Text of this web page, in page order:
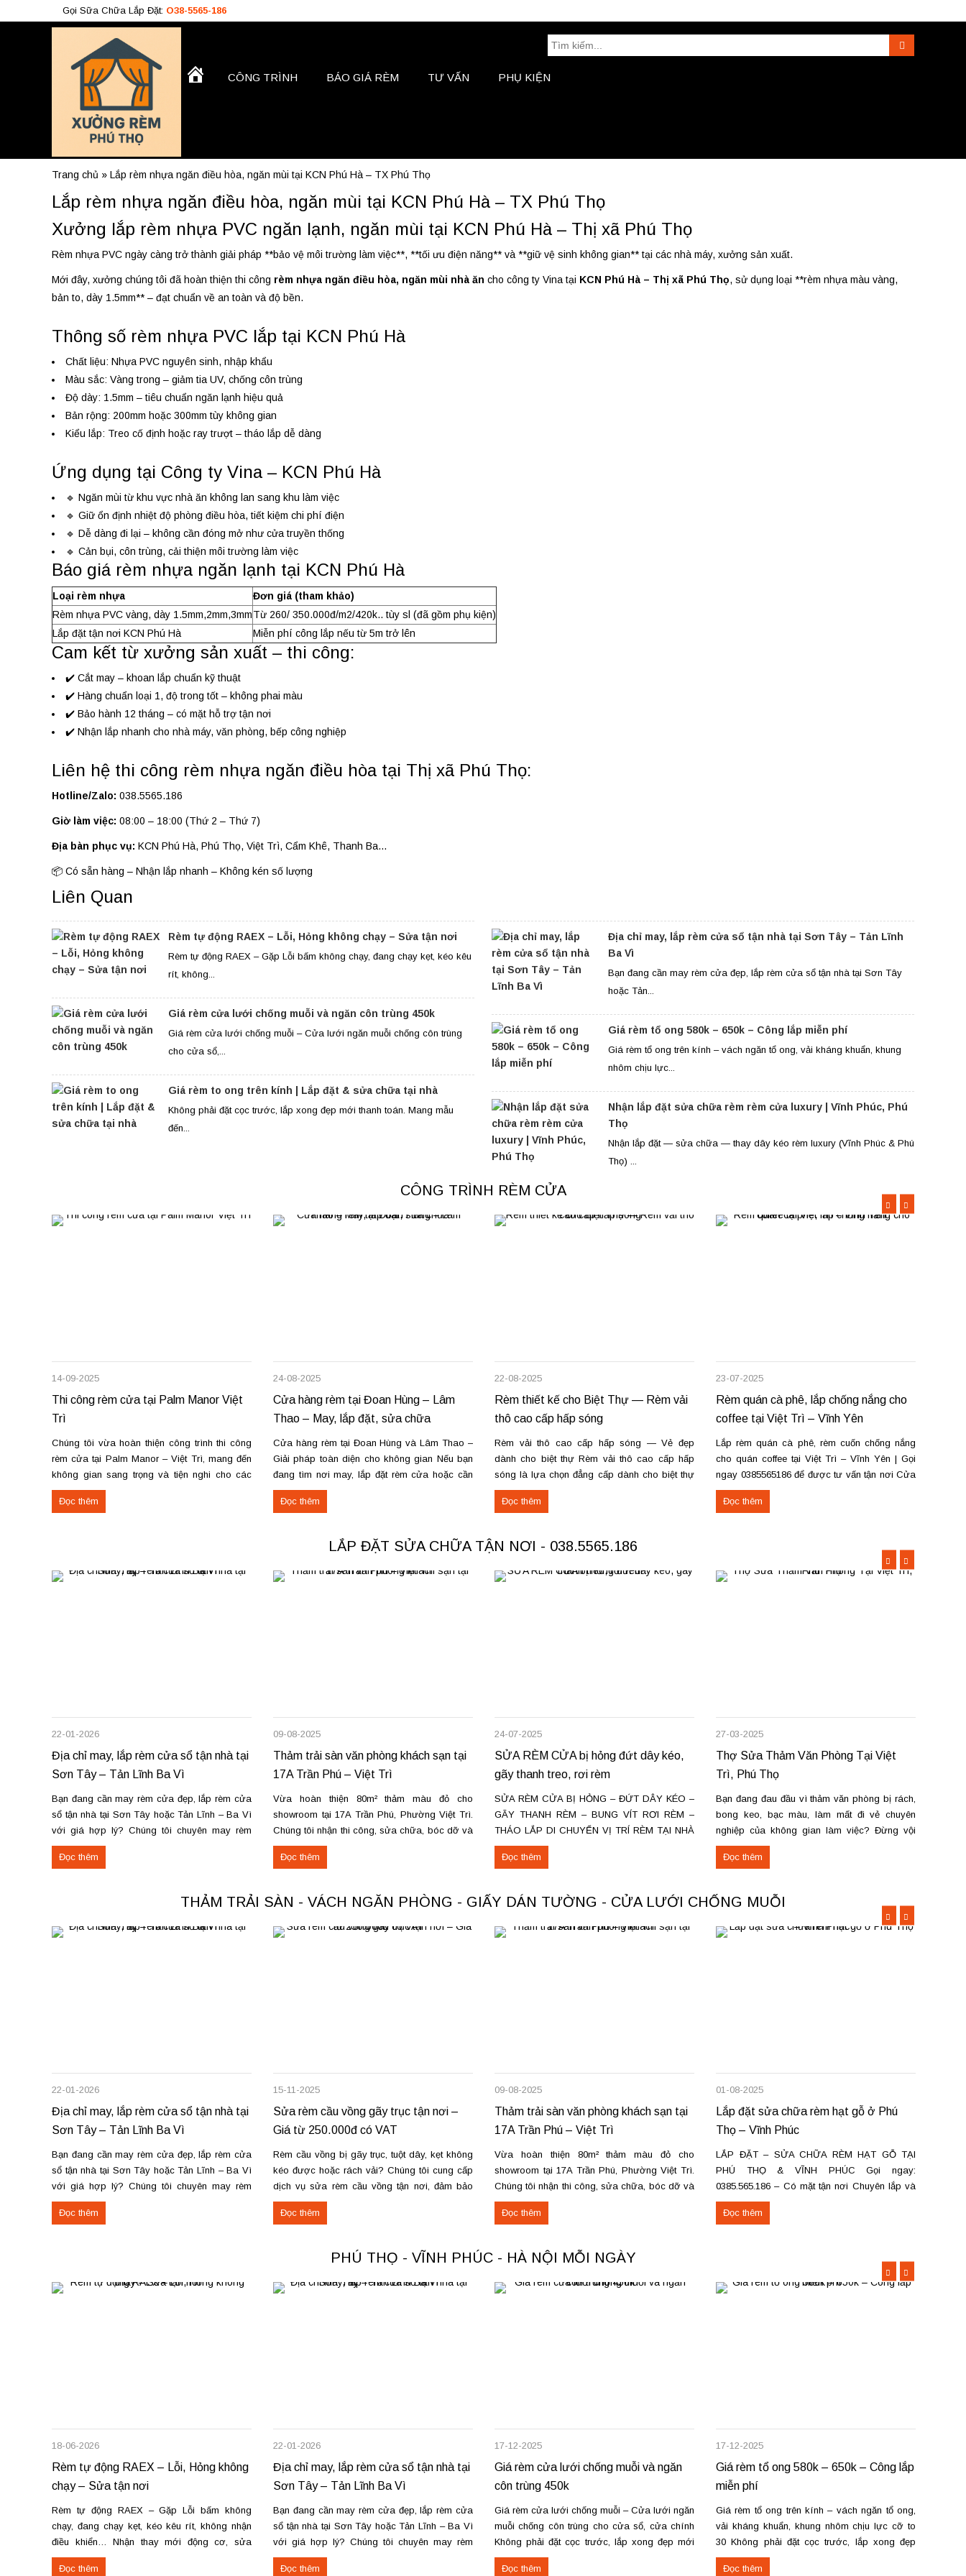
Gọi Sữa Chữa Lắp Đặt: O38-5565-186
Tìm
Search
TRANGCÔNG TRÌNH BÁO GIÁ RÈM TƯ VẤN PHỤ KIỆN
Công Trình
O38.5565.186
Trang chủ » Lắp rèm nhựa ngăn điều hòa, ngăn mùi tại KCN Phú Hà – TX Phú Thọ
Lắp rèm nhựa ngăn điều hòa, ngăn mùi tại KCN Phú Hà – TX Phú Thọ
Xưởng lắp rèm nhựa PVC ngăn lạnh, ngăn mùi tại KCN Phú Hà – Thị xã Phú Thọ
Rèm nhựa PVC ngày càng trở thành giải pháp **bảo vệ môi trường làm việc**, **tối ưu điện năng** và **giữ vệ sinh không gian** tại các nhà máy, xưởng sản xuất.
Mới đây, xưởng chúng tôi đã hoàn thiện thi công rèm nhựa ngăn điều hòa, ngăn mùi nhà ăn cho công ty Vina tại KCN Phú Hà – Thị xã Phú Thọ, sử dụng loại **rèm nhựa màu vàng,
bản to, dày 1.5mm** – đạt chuẩn về an toàn và độ bền.
Thông số rèm nhựa PVC lắp tại KCN Phú Hà
Chất liệu: Nhựa PVC nguyên sinh, nhập khẩu
Màu sắc: Vàng trong – giảm tia UV, chống côn trùng
Độ dày: 1.5mm – tiêu chuẩn ngăn lạnh hiệu quả
Bản rộng: 200mm hoặc 300mm tùy không gian
Kiểu lắp: Treo cố định hoặc ray trượt – tháo lắp dễ dàng
Ứng dụng tại Công ty Vina – KCN Phú Hà
🔹 Ngăn mùi từ khu vực nhà ăn không lan sang khu làm việc
🔹 Giữ ổn định nhiệt độ phòng điều hòa, tiết kiệm chi phí điện
🔹 Dễ dàng đi lại – không cần đóng mở như cửa truyền thống
🔹 Cản bụi, côn trùng, cải thiện môi trường làm việc
Báo giá rèm nhựa ngăn lạnh tại KCN Phú Hà
Loại rèm nhựa
Đơn giá (tham khảo)
Rèm nhựa PVC vàng, dày 1.5mm,2mm,3mmTừ 260/ 350.000đ/m2/420k.. tùy sl (đã gồm phụ kiện)
Lắp đặt tận nơi KCN Phú Hà
Miễn phí công lắp nếu từ 5m trở lên
Cam kết từ xưởng sản xuất – thi công:
✔️ Cắt may – khoan lắp chuẩn kỹ thuật
✔️ Hàng chuẩn loại 1, độ trong tốt – không phai màu
✔️ Bảo hành 12 tháng – có mặt hỗ trợ tận nơi
✔️ Nhận lắp nhanh cho nhà máy, văn phòng, bếp công nghiệp
Liên hệ thi công rèm nhựa ngăn điều hòa tại Thị xã Phú Thọ:
Hotline/Zalo: 038.5565.186
Giờ làm việc: 08:00 – 18:00 (Thứ 2 – Thứ 7)
Địa bàn phục vụ: KCN Phú Hà, Phú Thọ, Việt Trì, Cẩm Khê, Thanh Ba…
📦 Có sẵn hàng – Nhận lắp nhanh – Không kén số lượng
Liên Quan
Rèm tự động RAEX – Lỗi, Hỏng không chạy – Sửa tận nơi
Rèm tự động RAEX – Gặp Lỗi bấm không chạy, đang chạy kẹt, kéo kêu
rít, không...
Địa chỉ may, lắp rèm cửa sổ tận nhà tại Sơn Tây – Tản Lĩnh
Ba Vì
Bạn đang cần may rèm cửa đẹp, lắp rèm cửa sổ tận nhà tại Sơn Tây
hoặc Tản...
Giá rèm cửa lưới chống muỗi và ngăn côn trùng 450k
Giá rèm cửa lưới chống muỗi – Cửa lưới ngăn muỗi chống côn trùng
cho cửa sổ,...
Giá rèm tổ ong 580k – 650k – Công lắp miễn phí
Giá rèm tổ ong trên kính – vách ngăn tổ ong, vải kháng khuẩn, khung
nhôm chịu lực...
Giá rèm to ong trên kính | Lắp đặt & sửa chữa tại nhà
Không phải đặt cọc trước, lắp xong đẹp mới thanh toán. Mang mẫu
đến...
Nhận lắp đặt sửa chữa rèm rèm cửa luxury | Vĩnh Phúc, Phú
Thọ
Nhận lắp đặt — sửa chữa — thay dây kéo rèm luxury (Vĩnh Phúc & Phú
Thọ) ...
CÔNG TRÌNH RÈM CỬA
14-09-2025
Thi công rèm cửa tại Palm Manor Việt
Trì
Chúng tôi vừa hoàn thiện công trình thi công
rèm cửa tại Palm Manor – Việt Trì, mang đến
không gian sang trọng và tiện nghi cho các
căn hộ cao cấp. Các hạng mục rèm đã thi
công Rèm vải thô cao cấp may định hình hấp
Đọc thêm
24-08-2025
Cửa hàng rèm tại Đoan Hùng – Lâm
Thao – May, lắp đặt, sửa chữa
Cửa hàng rèm tại Đoan Hùng và Lâm Thao –
Giải pháp toàn diện cho không gian Nếu bạn
đang tìm nơi may, lắp đặt rèm cửa hoặc cần
sửa chữa rèm hỏng tại Đoan Hùng hay Lâm
Thao, chúng tôi sẵn sàng đáp ứng với dịch vụ
Đọc thêm
22-08-2025
Rèm thiết kế cho Biệt Thự — Rèm vải
thô cao cấp hấp sóng
Rèm vải thô cao cấp hấp sóng — Vẻ đẹp
dành cho biệt thự Rèm vải thô cao cấp hấp
sóng là lựa chọn đẳng cấp dành cho biệt thự
và không gian sang trọng. Kỹ thuật hấp sóng
định hình trên ống rèm tạo nếp sóng suôn
Đọc thêm
23-07-2025
Rèm quán cà phê, lắp chống nắng cho
coffee tại Việt Trì – Vĩnh Yên
Lắp rèm quán cà phê, rèm cuốn chống nắng
cho quán coffee tại Việt Trì – Vĩnh Yên | Gọi
ngay 0385565186 để được tư vấn tận nơi Cửa
hàng rèm tại số 22A – Đường Lê Quý Đôn –
Phường Tiên Cát – TP Việt Trì – Phú Thọ và
Đọc thêm
LẮP ĐẶT SỬA CHỮA TẬN NƠI - 038.5565.186
22-01-2026
Địa chỉ may, lắp rèm cửa sổ tận nhà tại
Sơn Tây – Tản Lĩnh Ba Vì
Bạn đang cần may rèm cửa đẹp, lắp rèm cửa
sổ tận nhà tại Sơn Tây hoặc Tản Lĩnh – Ba Vì
với giá hợp lý? Chúng tôi chuyên may rèm
theo yêu cầu, thi công nhanh, đúng mẫu, đúng
tiến độ. Thực tế, chúng tôi vừa hoàn thiện thi
Đọc thêm
09-08-2025
Thảm trải sàn văn phòng khách sạn tại
17A Trần Phú – Việt Trì
Vừa hoàn thiện 80m² thảm màu đỏ cho
showroom tại 17A Trần Phú, Phường Việt Trì.
Chúng tôi nhận thi công, sửa chữa, bóc dỡ và
thu mua thảm cũ trên toàn khu vực Việt Trì,
Phú Thọ. Các loại thảm đang cung cấp Thảm
Đọc thêm
24-07-2025
SỬA RÈM CỬA bị hỏng đứt dây kéo,
gãy thanh treo, rơi rèm
SỬA RÈM CỬA BỊ HỎNG – ĐỨT DÂY KÉO –
GÃY THANH RÈM – BUNG VÍT RƠI RÈM –
THÁO LẮP DI CHUYỂN VỊ TRÍ RÈM TẠI NHÀ
Ở HÀ NỘI & TPHCM. Dịch vụ sửa rèm cửa tại
nhà ở Hà Nội & TPHCM, đội thợ sửa chữa
Đọc thêm
27-03-2025
Thợ Sửa Thảm Văn Phòng Tại Việt
Trì, Phú Thọ
Bạn đang đau đầu vì thảm văn phòng bị rách,
bong keo, bạc màu, làm mất đi vẻ chuyên
nghiệp của không gian làm việc? Đừng vội
thay mới tốn kém! Dịch vụ sửa chữa thảm văn
phòng tại Việt Trì, Phú Thọ sẽ giúp bạn khắc
Đọc thêm
THẢM TRẢI SÀN - VÁCH NGĂN PHÒNG - GIẤY DÁN TƯỜNG - CỬA LƯỚI CHỐNG MUỖI
22-01-2026
Địa chỉ may, lắp rèm cửa sổ tận nhà tại
Sơn Tây – Tản Lĩnh Ba Vì
Bạn đang cần may rèm cửa đẹp, lắp rèm cửa
sổ tận nhà tại Sơn Tây hoặc Tản Lĩnh – Ba Vì
với giá hợp lý? Chúng tôi chuyên may rèm
theo yêu cầu, thi công nhanh, đúng mẫu, đúng
tiến độ. Thực tế, chúng tôi vừa hoàn thiện thi
Đọc thêm
15-11-2025
Sửa rèm cầu vồng gãy trục tận nơi –
Giá từ 250.000đ có VAT
Rèm cầu vồng bị gãy trục, tuột dây, kẹt không
kéo được hoặc rách vải? Chúng tôi cung cấp
dịch vụ sửa rèm cầu vồng tận nơi, đảm bảo
rèm hoạt động trơn tru và bền lâu. Thay trục,
sửa cơ cấu kéo để rèm mở – đóng êm Thay
Đọc thêm
09-08-2025
Thảm trải sàn văn phòng khách sạn tại
17A Trần Phú – Việt Trì
Vừa hoàn thiện 80m² thảm màu đỏ cho
showroom tại 17A Trần Phú, Phường Việt Trì.
Chúng tôi nhận thi công, sửa chữa, bóc dỡ và
thu mua thảm cũ trên toàn khu vực Việt Trì,
Phú Thọ. Các loại thảm đang cung cấp Thảm
Đọc thêm
01-08-2025
Lắp đặt sửa chữa rèm hạt gỗ ở Phú
Thọ – Vĩnh Phúc
LẮP ĐẶT – SỬA CHỮA RÈM HẠT GỖ TẠI
PHÚ THỌ & VĨNH PHÚC Gọi ngay:
0385.565.186 – Có mặt tận nơi Chuyên lắp và
sửa các loại rèm hạt gỗ: Rèm hạt gỗ tròn trơn,
đốt trúc, pơ mu, hương Rèm hạt gỗ chữ Phúc –
Đọc thêm
PHÚ THỌ - VĨNH PHÚC - HÀ NỘI MỖI NGÀY
18-06-2026
Rèm tự động RAEX – Lỗi, Hỏng không
chạy – Sửa tận nơi
Rèm tự động RAEX – Gặp Lỗi bấm không
chạy, đang chạy kẹt, kéo kêu rít, không nhận
điều khiển… Nhận thay mới động cơ, sửa
chữa rèm tự động raex và các loại động cơ
rèm trên thị trường. Dịch vụ có tại: Phú Thọ –...
Đọc thêm
22-01-2026
Địa chỉ may, lắp rèm cửa sổ tận nhà tại
Sơn Tây – Tản Lĩnh Ba Vì
Bạn đang cần may rèm cửa đẹp, lắp rèm cửa
sổ tận nhà tại Sơn Tây hoặc Tản Lĩnh – Ba Vì
với giá hợp lý? Chúng tôi chuyên may rèm
theo yêu cầu, thi công nhanh, đúng mẫu, đúng
tiến độ. Thực tế, chúng tôi vừa hoàn thiện thi
Đọc thêm
17-12-2025
Giá rèm cửa lưới chống muỗi và ngăn
côn trùng 450k
Giá rèm cửa lưới chống muỗi – Cửa lưới ngăn
muỗi chống côn trùng cho cửa sổ, cửa chính
Không phải đặt cọc trước, lắp xong đẹp mới
thanh toán. Miễn phí vận chuyển – lắp đặt tận
nơi, mang mẫu đến đo đạc và tư vấn...
Đọc thêm
17-12-2025
Giá rèm tổ ong 580k – 650k – Công lắp
miễn phí
Giá rèm tổ ong trên kính – vách ngăn tổ ong,
vải kháng khuẩn, khung nhôm chịu lực cỡ to
30 Không phải đặt cọc trước, lắp xong đẹp
mới thanh toán. Mang mẫu đến tận nơi tư vấn,
đo đạc, lắp đặt – sửa chữa mọi số lượng...
Đọc thêm